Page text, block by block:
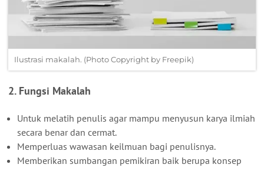
Ilustrasi makalah. (Photo Copyright by Freepik)
2. Fungsi Makalah
Untuk melatih penulis agar mampu menyusun karya ilmiah
secara benar dan cermat.
Memperluas wawasan keilmuan bagi penulisnya.
Memberikan sumbangan pemikiran baik berupa konsep